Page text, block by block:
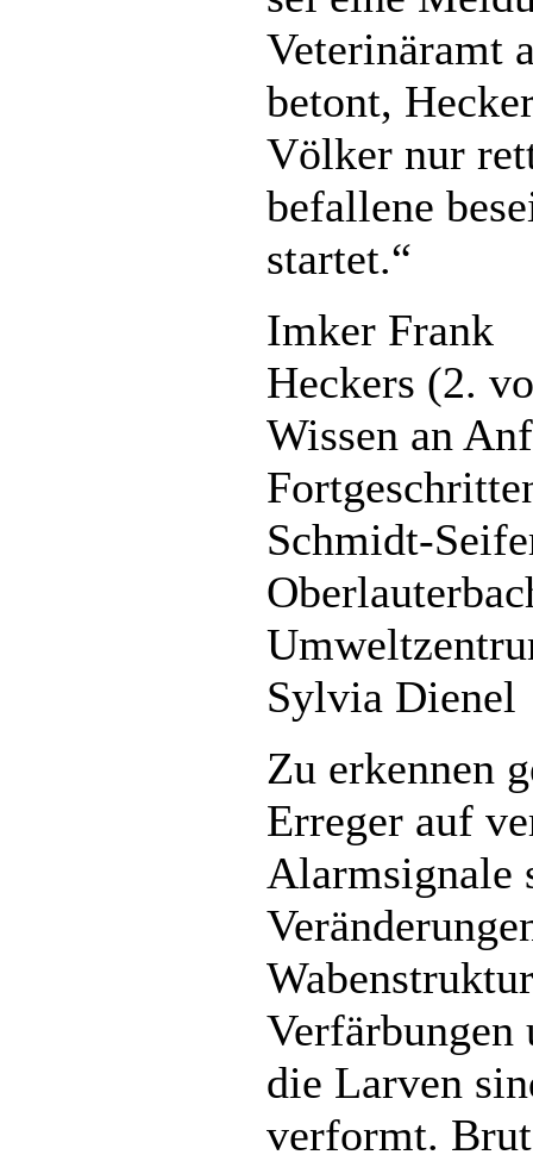
Veterinäramt
betont,
Völker nur
befallene
startet.“
Imker Frank
Heckers (2.
Wissen an
Schmidt-
Sylvia Dienel
Zu erkennen
Erreger auf
Alarmsignale
Verfärbungen
die Larven
verformt.